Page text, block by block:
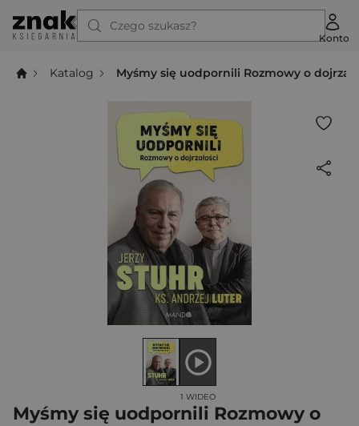
Czego szukasz?
Konto
Katalog Myśmy się uodpornili Rozmowy o
Myśmy się uodpornili Rozmowy o
1 WIDEO